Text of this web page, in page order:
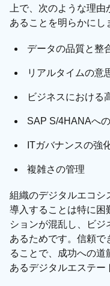
上で、次のような理
あることを明らかにし
データの品質と整
リアルタイムの意
ビジネスにおける
SAP S/4HANAへ
ITガバナンスの強
複雑さの管理
組織のデジタルエコシ
導入することは特に困
ションが混乱し、ビ
あるためです。信頼
ることで、成功への
あるデジタルエステー